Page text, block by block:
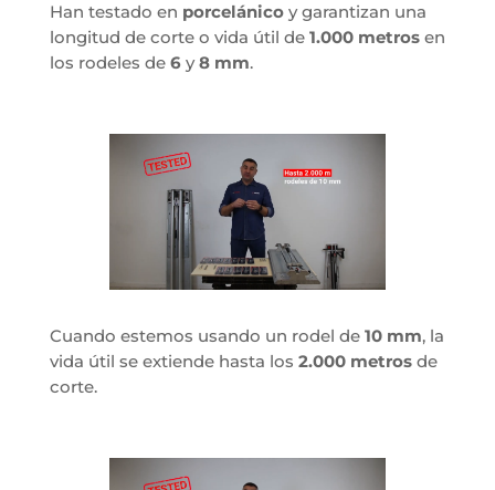
Han testado en porcelánicoy garantizan una
longitud de corte o vida útil de 1.000 metrosen
los rodeles de 6y8 mm.
Cuando estemos usando un rodel de 10 mm, la
vida útil se extiende hasta los 2.000 metrosde
corte.